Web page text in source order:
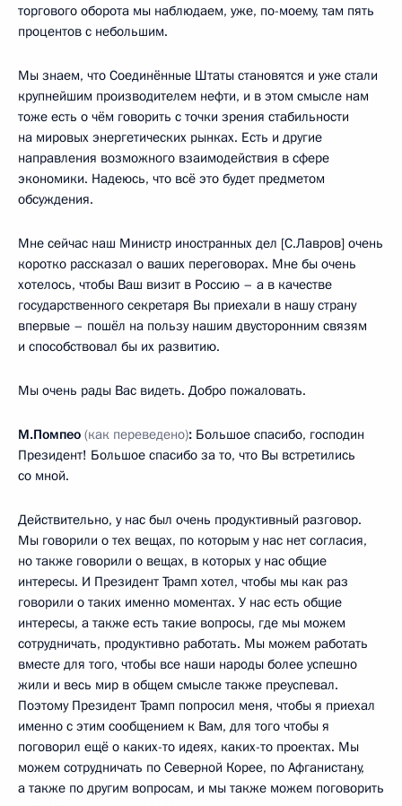
торгового оборота мы наблюдаем, уже, по-моему, там пять
процентов с небольшим.
Мы знаем, что Соединённые Штаты становятся и уже стали
крупнейшим производителем нефти, и в этом смысле нам
тоже есть о чём говорить с точки зрения стабильности
на мировых энергетических рынках. Есть и другие
направления возможного взаимодействия в сфере
экономики. Надеюсь, что всё это будет предметом
обсуждения.
Мне сейчас наш Министр иностранных дел [С.Лавров] очень
коротко рассказал о ваших переговорах. Мне бы очень
хотелось, чтобы Ваш визит в Россию – а в качестве
государственного секретаря Вы приехали в нашу страну
впервые – пошёл на пользу нашим двусторонним связям
и способствовал бы их развитию.
Мы очень рады Вас видеть. Добро пожаловать.
М.Помпео (как переведено): Большое спасибо, господин
Президент! Большое спасибо за то, что Вы встретились
со мной.
Действительно, у нас был очень продуктивный разговор.
Мы говорили о тех вещах, по которым у нас нет согласия,
но также говорили о вещах, в которых у нас общие
интересы. И Президент Трамп хотел, чтобы мы как раз
говорили о таких именно моментах. У нас есть общие
интересы, а также есть такие вопросы, где мы можем
сотрудничать, продуктивно работать. Мы можем работать
вместе для того, чтобы все наши народы более успешно
жили и весь мир в общем смысле также преуспевал.
Поэтому Президент Трамп попросил меня, чтобы я приехал
именно с этим сообщением к Вам, для того чтобы я
поговорил ещё о каких-то идеях, каких-то проектах. Мы
можем сотрудничать по Северной Корее, по Афганистану,
а также по другим вопросам, и мы также можем поговорить